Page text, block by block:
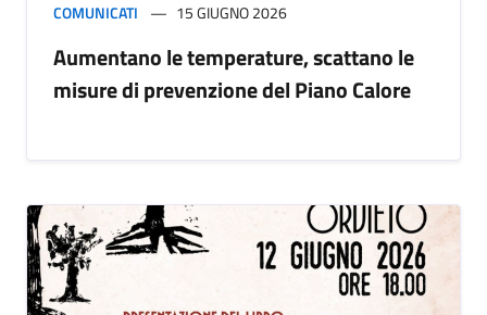
COMUNICATI 15 GIUGNO 2026
Aumentano le temperature, scattano le
misure di prevenzione del Piano Calore